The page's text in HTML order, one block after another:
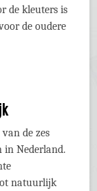
de kleuters is
de oudere
de zes
in Nederland.
natuurlijk